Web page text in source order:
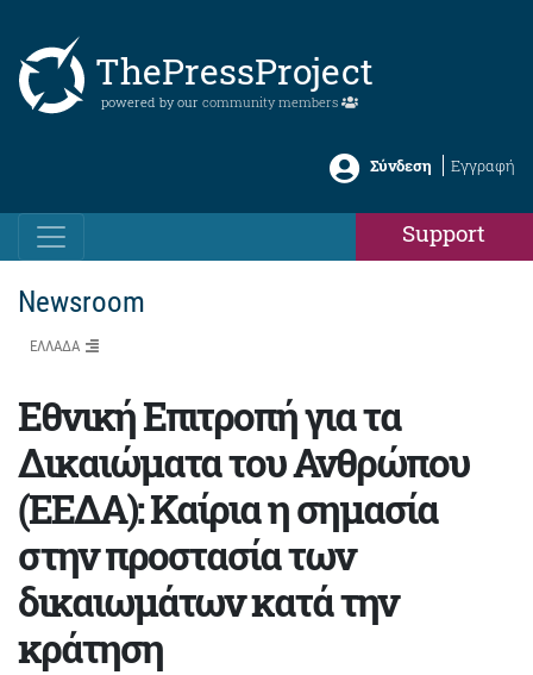
ThePressProject
powered by our community members
Σύνδεση Εγγραφή
Support
Newsroom
ΕΛΛΑΔΑ
Εθνική Επιτροπή για τα
Δικαιώματα του Ανθρώπου
(ΕΕΔΑ): Καίρια η σημασία
στην προστασία των
δικαιωμάτων κατά την
κράτηση